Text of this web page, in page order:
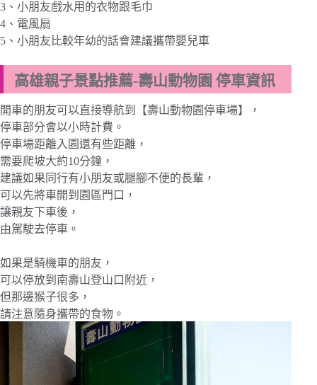
3、小朋友戲水用的衣物跟毛巾
4、電風扇
5、小朋友比較年幼的話會建議攜帶嬰兒車
高雄親子景點推薦-壽山動物園 停車資訊
開車的朋友可以直接導航到【壽山動物園停車場】，
停車部分會以小時計費。
停車場距離入園還有些距離，
需要爬坡大約10分鐘，
建議如果同行有小朋友或腿腳不便的長輩，
可以先將車開到園區門口，
讓親友下車後，
由駕駛去停車。
如果是騎機車的朋友，
可以停放到南壽山登山口附近，
但那邊猴子很多，
請注意隨身攜帶的食物。